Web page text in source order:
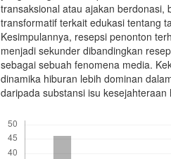
transaksional atau ajakan berdonasi,
transformatif terkait edukasi tentang
Kesimpulannya, resepsi penonton
menjadi sekunder dibandingkan
sebagai sebuah fenomena media.
dinamika hiburan lebih dominan
daripada substansi isu kesejahteraan